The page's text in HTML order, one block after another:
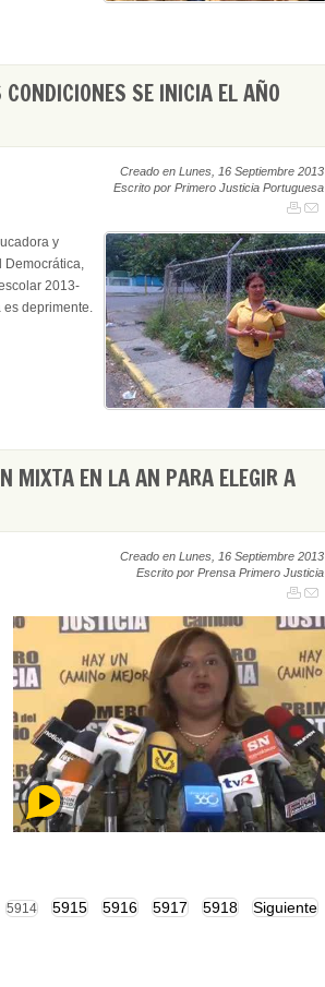
SE INICIA EL AÑO
Creado en Lunes, 16 Septiembre 2013
Escrito por Primero Justicia Portuguesa
y
Democrática,
2013-
deprimente.
MIXTA EN LA AN PARA ELEGIR A
Creado en Lunes, 16 Septiembre 2013
Escrito por Prensa Primero Justicia
5914 5915 5916 5917 5918
Siguiente